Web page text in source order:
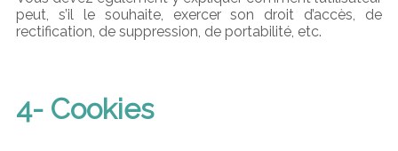
peut, s’il le souhaite, exercer son droit d’accès, de
rectification, de suppression, de portabilité, etc.
4- Cookies